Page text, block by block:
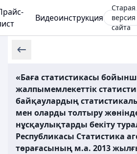
Видеоинструкция
Старая
версия
сайта
«Баға статистикасы
жалпымемлекеттік
байқаулардың
мен оларды толтыру
нұсқаулықтарды бекіту
Республикасы Статистика
төрағасының м.а. 2013